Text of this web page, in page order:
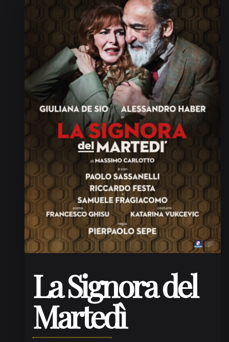
La Signora del
Martedì